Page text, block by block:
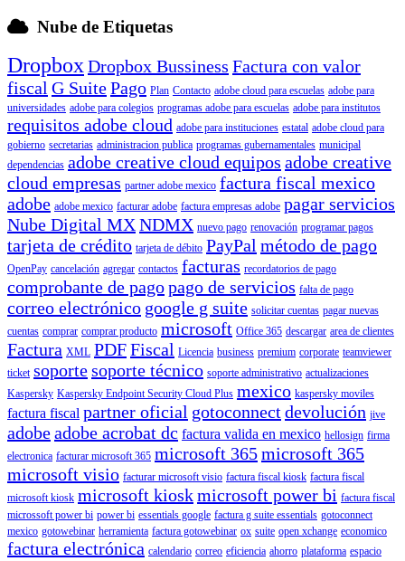
Nube de Etiquetas
DropboxDropbox Bussiness Factura con valor
fiscal G SuitePago Plan Contacto adobe cloud para escuelas adobe para
universidades adobe para colegios programas adobe para escuelas adobe para institutos
requisitos adobe cloud adobe para instituciones estatal adobe cloud para
gobierno secretarias administracion publica programas gubernamentales municipal
dependencias adobe creative cloud equipos adobe creative
cloud empresas partner adobe mexico factura fiscal mexico
adobe adobe mexico facturar adobe factura empresas adobe pagar servicios
Nube Digital MXNDMX nuevo pago renovación programar pagos
tarjeta de crédito tarjeta de débito PayPal método de pago
OpenPay cancelación agregar contactos facturas recordatorios de pago
comprobante de pagopago de servicios falta de pago
correo electrónico google g suite solicitar cuentas pagar nuevas
cuentas comprar comprar producto microsoft Office 365 descargar area de clientes
Factura XML PDFFiscal Licencia business premium corporate teamviewer
ticket soportesoporte técnico soporte administrativo actualizaciones
Kaspersky Kaspersky Endpoint Security Cloud Plus mexico kaspersky moviles
factura fiscal partner oficial gotoconnectdevolución jive
adobeadobe acrobat dc factura valida en mexico hellosign firma
electronica facturar microsoft 365 microsoft 365microsoft 365
microsoft visio facturar microsoft visio factura fiscal kiosk factura fiscal
microsoft kiosk microsoft kioskmicrosoft power bi factura fiscal
microssoft power bi power bi essentials google factura g suite essentials gotoconnect
mexico gotowebinar herramienta factura gotowebinar ox suite open xchange economico
factura electrónica calendario correo eficiencia ahorro plataforma espacio